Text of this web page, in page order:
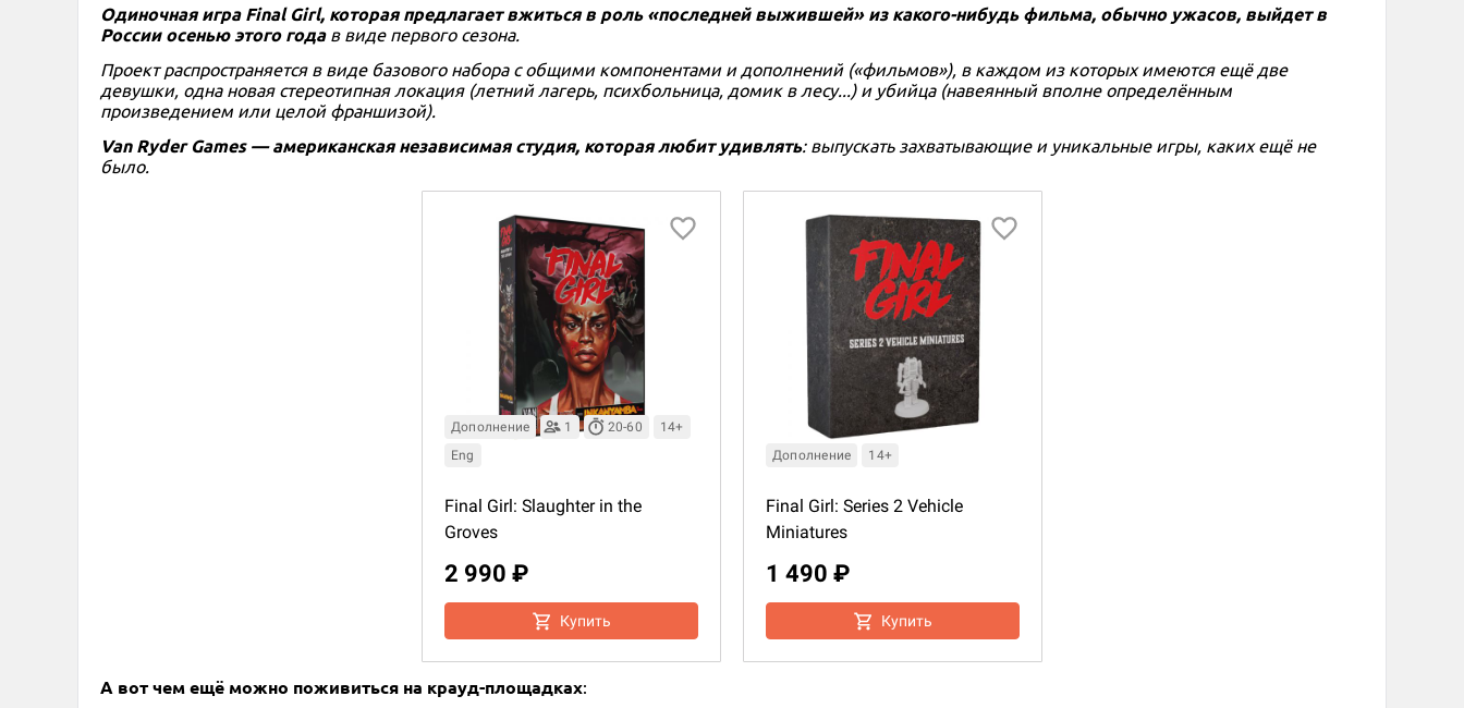
Одиночная игра Final Girl, которая предлагает вжиться в роль «последней выжившей» из какого-нибудь фильма, обычно ужасов, выйдет в
России осенью этого годав виде первого сезона.
Проект распространяется в виде базового набора с общими компонентами и дополнений («фильмов»), в каждом из которых имеются ещё две
девушки, одна новая стереотипная локация (летний лагерь, психбольница, домик в лесу...) и убийца (навеянный вполне определённым
произведением или целой франшизой).
Van Ryder Games — американская независимая студия, которая любит удивлять: выпускать захватывающие и уникальные игры, каких ещё не
было.
Дополнение 1 20-60
14+
Eng
Final Girl: Slaughter in the
Groves
2 990 ₽
Купить
Дополнение 14+
Final Girl: Series 2 Vehicle
Miniatures
1 490 ₽
Купить
А вот чем ещё можно поживиться на крауд-площадках: